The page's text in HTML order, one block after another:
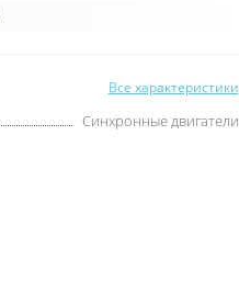
Все характеристики
Синхронные двигатели